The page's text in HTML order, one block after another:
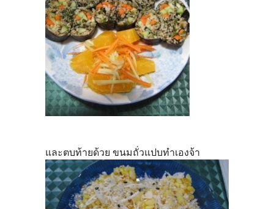
และตบท้ายด้วย ขนมถั่วแปบทำเองจ้า